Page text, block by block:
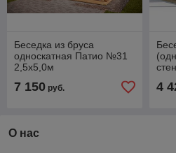
Беседка из бруса
односкатная Патио №31
2,5х5,0м
7 150 руб. 4
О нас